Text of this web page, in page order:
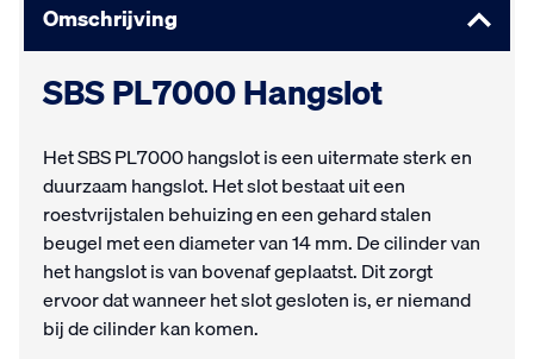
Omschrijving
SBS PL7000 Hangslot
Het SBS PL7000 hangslot is een uitermate sterk en
duurzaam hangslot. Het slot bestaat uit een
roestvrijstalen behuizing en een gehard stalen
beugel met een diameter van 14 mm. De cilinder van
het hangslot is van bovenaf geplaatst. Dit zorgt
ervoor dat wanneer het slot gesloten is, er niemand
bij de cilinder kan komen.